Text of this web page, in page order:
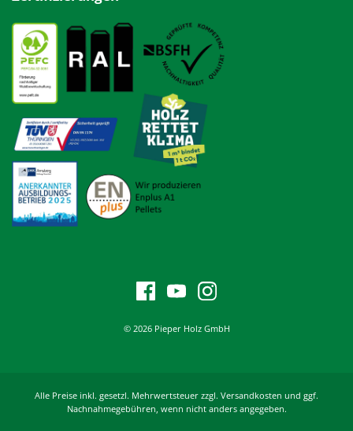
© 2026 Pieper Holz GmbH
Alle Preise inkl. gesetzl. Mehrwertsteuer zzgl. Versandkosten und ggf.
Nachnahmegebühren, wenn nicht anders angegeben.